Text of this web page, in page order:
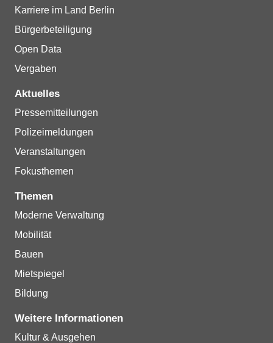
Karriere im Land Berlin
Bürgerbeteiligung
Open Data
Vergaben
Aktuelles
Pressemitteilungen
Polizeimeldungen
Veranstaltungen
Fokusthemen
Themen
Moderne Verwaltung
Mobilität
Bauen
Mietspiegel
Bildung
Weitere Informationen
Kultur & Ausgehen